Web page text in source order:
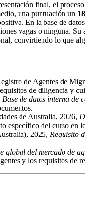
final, el
una puntuación un
En la base de
vagas o ninguna.
convirtiendo lo que
de Agentes de
de diligencia y
Base de datos interna de
de Australia, 2026,
específico del curso en
2025, Requisito
global del mercado de
y los requisitos